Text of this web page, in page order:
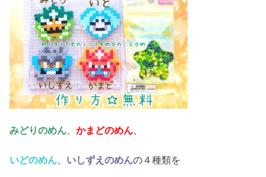
みどりのめん かまどのめん
いどのめん いしずえのめんの４種類を